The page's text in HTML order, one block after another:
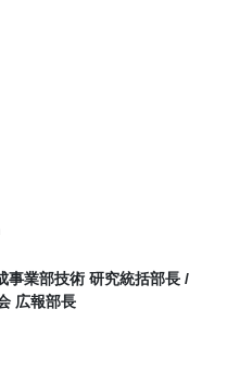
事業部技術 研究統括部長 /
広報部長